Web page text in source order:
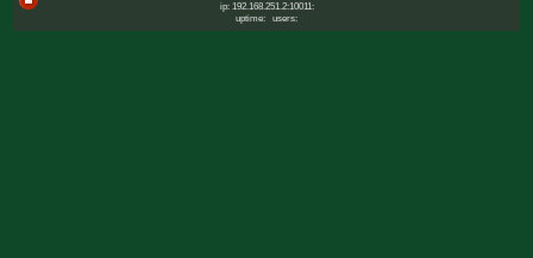
ip: 192.168.251.2:10011:
uptime:
users: